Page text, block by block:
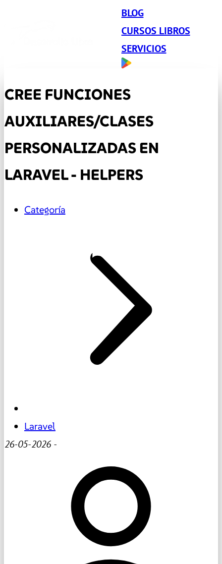
BLOG
CURSOS LIBROS
SERVICIOS
CREE FUNCIONES
AUXILIARES/CLASES
PERSONALIZADAS EN
LARAVEL - HELPERS
Categoría
Laravel
26-05-2026 -